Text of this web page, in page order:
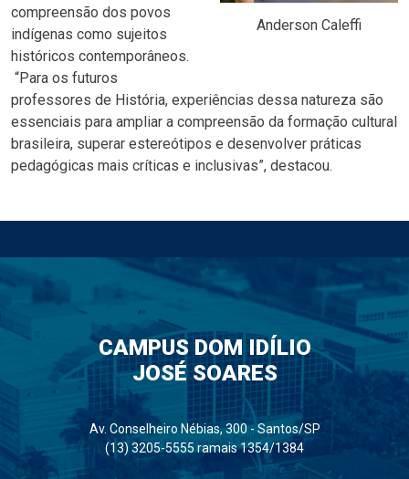
Anderson Caleffi
compreensão dos povos
indígenas como sujeitos
históricos contemporâneos.
“Para os futuros
professores de História, experiências dessa natureza são
essenciais para ampliar a compreensão da formação cultural
brasileira, superar estereótipos e desenvolver práticas
pedagógicas mais críticas e inclusivas”, destacou.
CAMPUS DOM IDÍLIO
JOSÉ SOARES
Av. Conselheiro Nébias, 300 - Santos/SP
(13) 3205-5555 ramais 1354/1384